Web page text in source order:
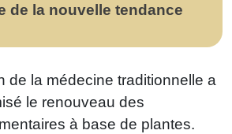
de la nouvelle tendance
de la médecine traditionnelle a
le renouveau des
à base de plantes.